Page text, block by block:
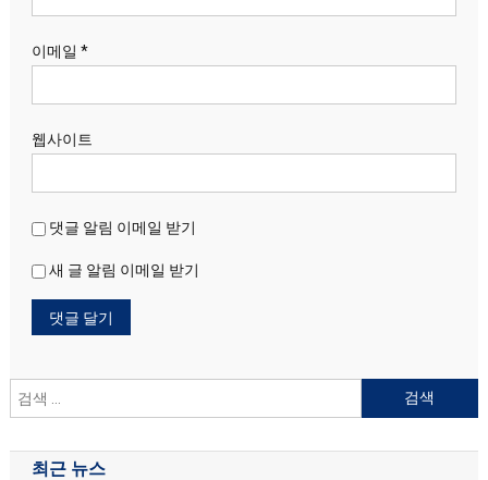
이메일 *
웹사이트
댓글 알림 이메일 받기
새 글 알림 이메일 받기
색
최근 뉴스